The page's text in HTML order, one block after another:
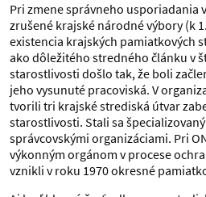
Pri zmene správneho usporiadania
zrušené krajské národné výbory (k
existencia krajských pamiatkových
ako dôležitého stredného článku v
starostlivosti došlo tak, že boli
jeho vysunuté pracoviská. V
tvorili tri krajské strediská útvar
starostlivosti. Stali sa
správcovskými organizáciami. Pri
výkonným orgánom v procese
vznikli v roku 1970 okresné